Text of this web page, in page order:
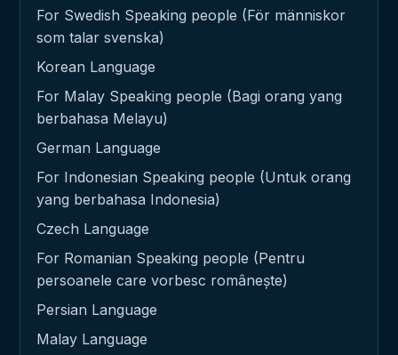
For Swedish Speaking people (För människor
som talar svenska)
Korean Language
For Malay Speaking people (Bagi orang yang
berbahasa Melayu)
German Language
For Indonesian Speaking people (Untuk orang
yang berbahasa Indonesia)
Czech Language
For Romanian Speaking people (Pentru
persoanele care vorbesc românește)
Persian Language
Malay Language